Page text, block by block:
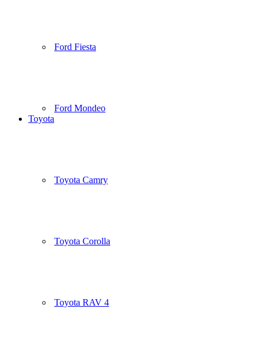
Ford Fiesta
Ford Mondeo
Toyota
Toyota Camry
Toyota Corolla
Toyota RAV 4